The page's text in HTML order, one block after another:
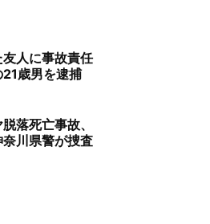
人に事故責任
歳男を逮捕
落死亡事故、
川県警が捜査